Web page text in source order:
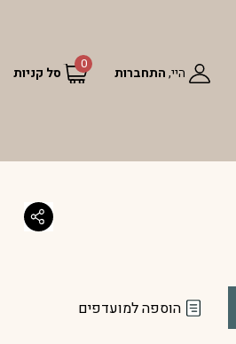
היי,התחברות
0
סל קניות
הוספה למועדפים